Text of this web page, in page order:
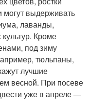
могут выдерживать
лаванды,
Кроме
под зиму
тюльпаны,
лучшие
весной. При посеве
уже в апреле —